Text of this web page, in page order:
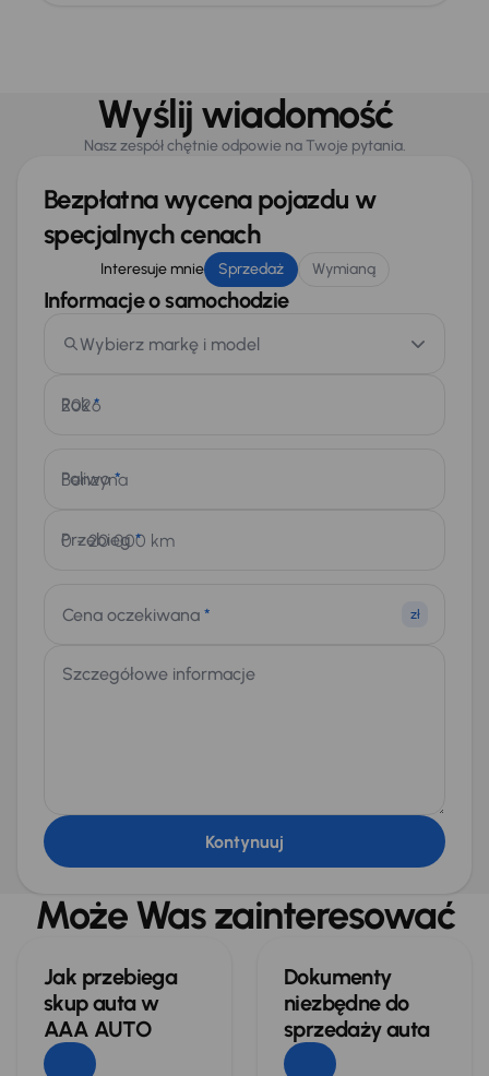
Wyślij wiadomość
Nasz zespół chętnie odpowie na Twoje pytania.
Bezpłatna wycena pojazdu w
specjalnych cenach
Interesuje mnie Sprzedaż Wymianą
Informacje o samochodzie
Wybierz markę i model
Rok*
Paliwo*
Przebieg*
Cena oczekiwana * zł
Szczegółowe informacje
Kontynuuj
Może Was zainteresować
Jak przebiega
skup auta w
AAA AUTO
Dokumenty
niezbędne do
sprzedaży auta